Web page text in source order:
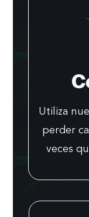
Utiliza
perder
veces